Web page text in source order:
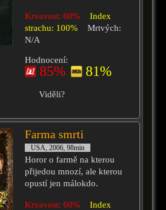
Krvavost: 60%
Index
strachu: 100%
Mrtvých:
N/A
Hodnocení:
85% 81%
Viděli?
Farma smrti
USA, 2006, 98min
Horor o farmě na kterou
přijedou mnozí, ale kterou
opustí jen málokdo.
Krvavost: 60%
Index